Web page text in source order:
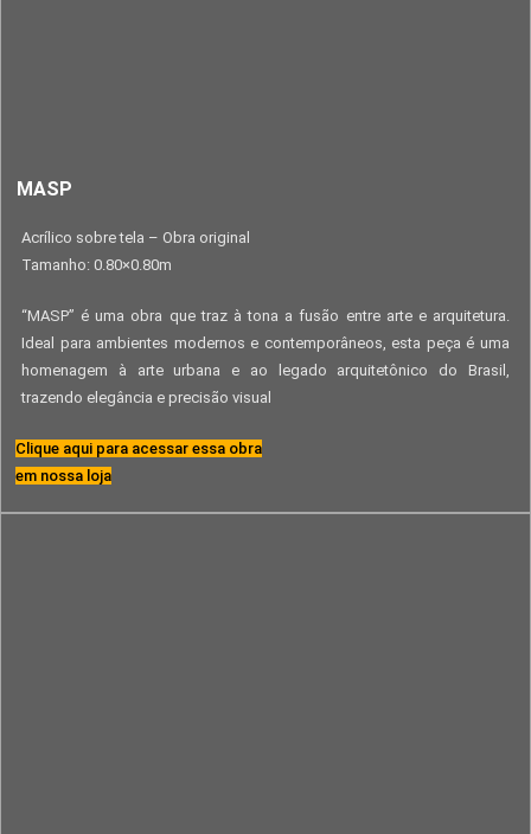
MASP
Acrílico sobre tela – Obra original
Tamanho: 0.80×0.80m
“MASP” é uma obra que traz à tona a fusão entre arte e arquitetura.
Ideal para ambientes modernos e contemporâneos, esta peça é uma
homenagem à arte urbana e ao legado arquitetônico do Brasil,
trazendo elegância e precisão visual
Clique aqui para acessar essa obra
em nossa loja